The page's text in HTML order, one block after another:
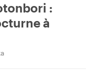
:
à